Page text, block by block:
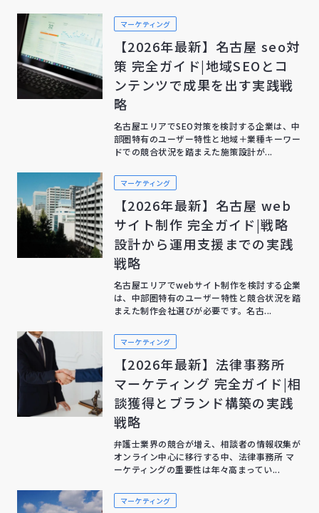
マーケティング
【2026年最新】名古屋 seo対
策 完全ガイド|地域SEOとコ
ンテンツで成果を出す実践戦
略
名古屋エリアでSEO対策を検討する企業は、中
部圏特有のユーザー特性と地域＋業種キーワー
ドでの競合状況を踏まえた施策設計が...
マーケティング
【2026年最新】名古屋 web
サイト制作 完全ガイド|戦略
設計から運用支援までの実践
戦略
名古屋エリアでwebサイト制作を検討する企業
は、中部圏特有のユーザー特性と競合状況を踏
まえた制作会社選びが必要です。名古...
マーケティング
【2026年最新】法律事務所
マーケティング 完全ガイド|相
談獲得とブランド構築の実践
戦略
弁護士業界の競合が増え、相談者の情報収集が
オンライン中心に移行する中、法律事務所 マ
ーケティングの重要性は年々高まってい...
マーケティング